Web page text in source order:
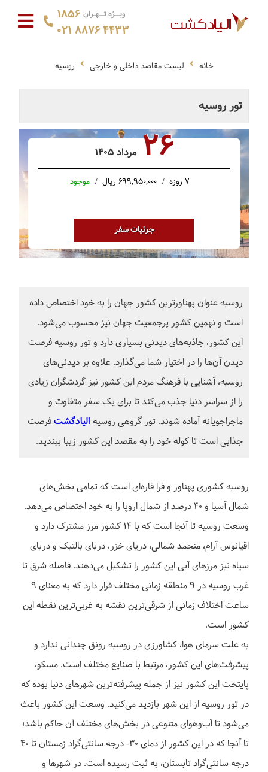
1856 ویــژه تــهـران
021 8876 4433
خانه لیست مقاصد داخلی و خارجی روسیه
تور روسیه
26 مرداد 1405
7 روزه موجود
جزئیات سفر
روسیه عنوان پهناورترین کشور جهان را به خود اختصاص داده
است و نهمین کشور پرجمعیت جهان نیز محسوب می‌شود.
این کشور، جاذبه‌های دیدنی بسیاری دارد و تور روسیه فرصت
دیدن آن‌ها را در اختیار شما می‌گذارد. علاوه بر دیدنی‌های
روسیه، آشنایی با فرهنگ مردم این کشور نیز گردشگران زیادی
را از سراسر دنیا جذب می‌کند تا برای یک سفر متفاوت و
ماجراجویانه آماده شوند. تور گروهی روسیه الیادگشتفرصت
جذابی است تا کوله خود را به مقصد این کشور زیبا ببندید.
روسیه کشوری پهناور و فرا قاره‌ای است که تمامی بخش‌های
شمال آسیا و ۴۰ درصد از شمال اروپا را به خود اختصاص می‌دهد.
وسعت روسیه تا آنجا است که با ۱۴ کشور مرز مشترک دارد و
اقیانوس آرام، منجمد شمالی، دریای خزر، دریای بالتیک و دریای
سیاه نیز مرز‌های آبی این کشور را تشکیل می‌دهند. فاصله شرق تا
غرب روسیه در ۹ منطقه زمانی مختلف قرار دارد که به معنای ۹
ساعت اختلاف زمانی از شرقی‌ترین نقشه به غربی‌ترین نقطه این
کشور است.
به علت سرمای هوا، کشاورزی در روسیه رونق چندانی ندارد و
پیشرفت‌های این کشور، مرتبط با صنایع مختلف است. مسکو،
پایتخت این کشور نیز از جمله پیشرفته‌ترین شهرهای دنیا بوده که
در تور روسیه از این شهر بازدید می‌کنید. وسعت این کشور باعث
می‌شود تا آب‌وهوای متنوعی در بخش‌های مختلف آن حاکم باشد؛
تا آنجا که در این کشور از دمای ۳۰- درجه سانتی‌گراد زمستان تا ۴۰
درجه سانتی‌گراد تابستان، به ثبت رسیده است. در شهرها و